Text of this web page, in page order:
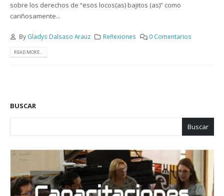
sobre los derechos de “esos locos(as) bajitos (as)” como
cariñosamente...
By Gladys Dalsaso Arauz Reflexiones 0 Comentarios
READ MORE...
BUSCAR
Buscar